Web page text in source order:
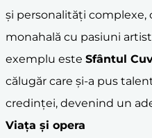
și personalități complexe,
monahală cu pasiuni
exemplu este Sfântul
călugăr care și-a pus
credinței, devenind un
Viața și opera